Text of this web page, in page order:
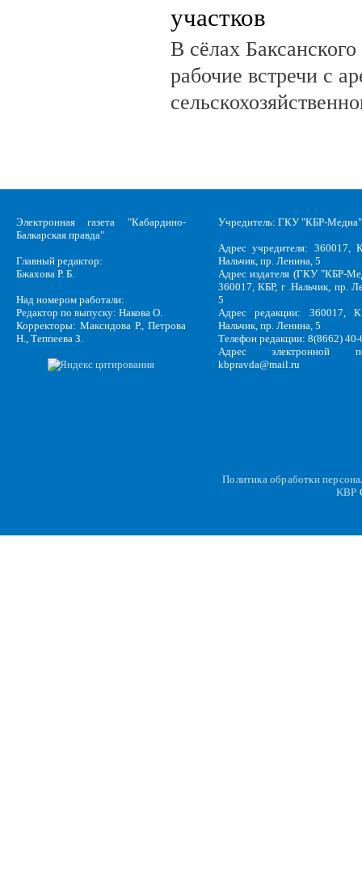
участков
В сёлах
рабочие встречи с
Электронная газета "Кабардино-
Балкарская правда"
Главный редактор:
Бжахова Р. Б.
Над номером работали:
Редактор по выпуску: Накова О.
Корректоры: Максидова Р., Петрова
Н., Теппеева З.
Учредитель: ГКУ "КБР-Медиа"
Адрес учредителя: 360017,
Нальчик, пр. Ленина, 5
Адрес издателя (ГКУ "КБР-
360017, КБР, г .Нальчик, пр.
5
Адрес редакции: 360017,
Нальчик, пр. Ленина, 5
Телефон редакции: 8(8662)
Адрес электронной
kbpravda@mail.ru
Политика обработки
KBP